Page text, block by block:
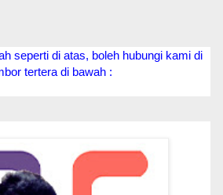
seperti di atas, boleh hubungi kami di
tertera di bawah :